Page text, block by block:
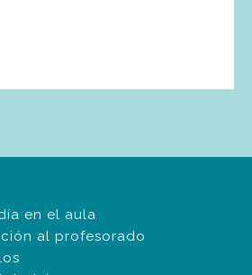
en el aula
al profesorado